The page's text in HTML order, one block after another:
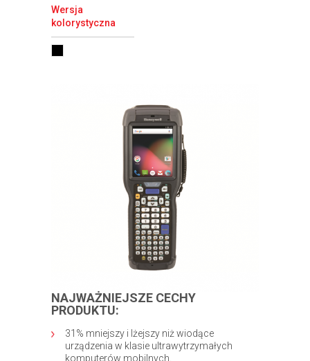
Wersja
kolorystyczna
NAJWAŻNIEJSZE CECHY
PRODUKTU:
31% mniejszy i lżejszy niż wiodące
urządzenia w klasie ultrawytrzymałych
komputerów mobilnych.